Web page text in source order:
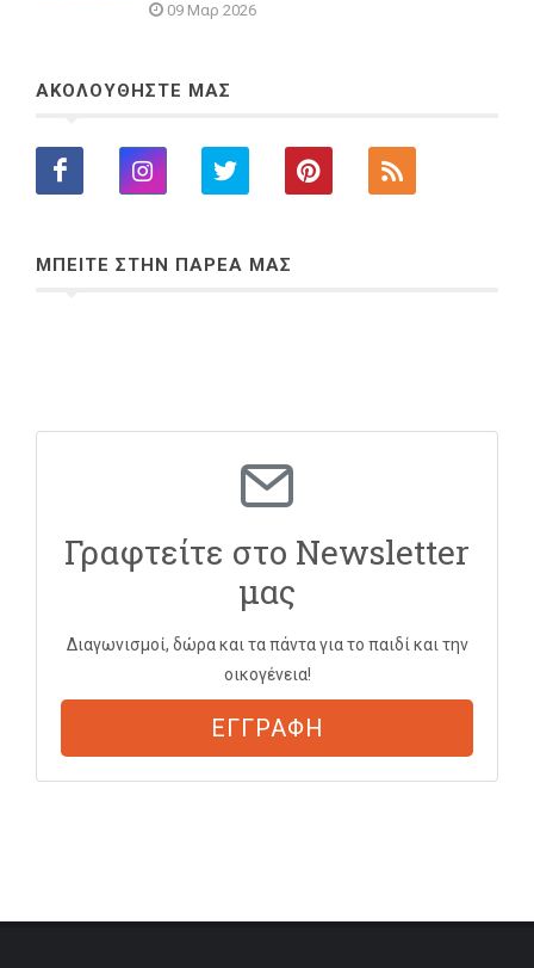
09 Μαρ 2026
ΑΚΟΛΟΥΘΗΣΤΕ ΜΑΣ
ΜΠΕΙΤΕ ΣΤΗΝ ΠΑΡΕΑ ΜΑΣ
Γραφτείτε στο Newsletter
μας
Διαγωνισμοί, δώρα και τα πάντα για το παιδί και την
οικογένεια!
ΕΓΓΡΑΦΗ